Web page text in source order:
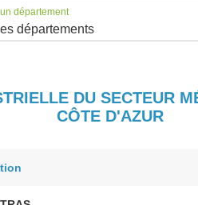
département
départements
DU SECTEUR
CÔTE D'AZUR